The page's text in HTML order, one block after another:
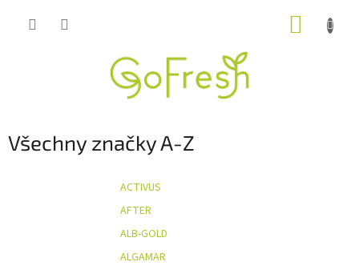
Všechny značky A-Z
ACTIVUS
AFTER
ALB-GOLD
ALGAMAR